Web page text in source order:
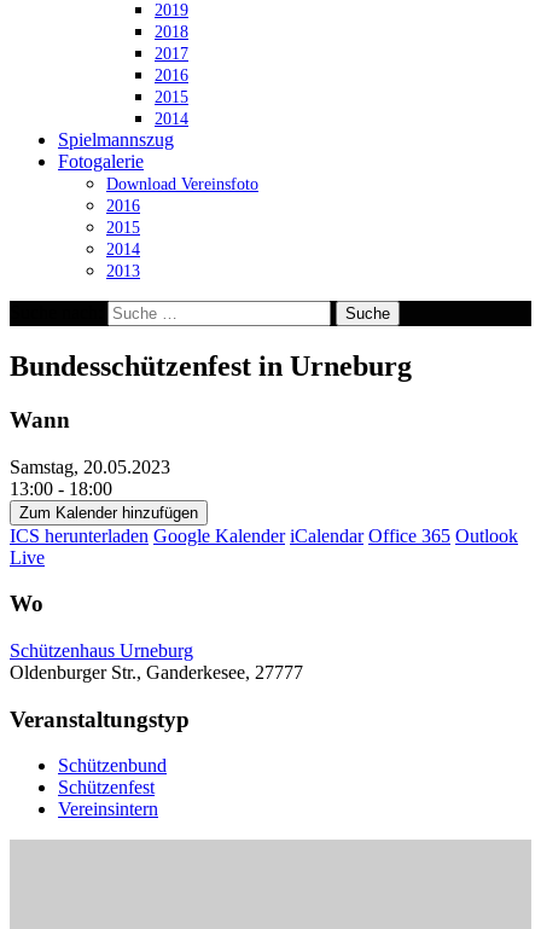
2019
2018
2017
2016
2015
2014
Spielmannszug
Fotogalerie
Download Vereinsfoto
2016
2015
2014
2013
Bundesschützenfest in Urneburg
Wann
Samstag, 20.05.2023
13:00 - 18:00
Zum Kalender hinzufügen
ICS herunterladen Google Kalender iCalendar Office 365 Outlook
Live
Wo
Schützenhaus Urneburg
Oldenburger Str., Ganderkesee, 27777
Veranstaltungstyp
Schützenbund
Schützenfest
Vereinsintern